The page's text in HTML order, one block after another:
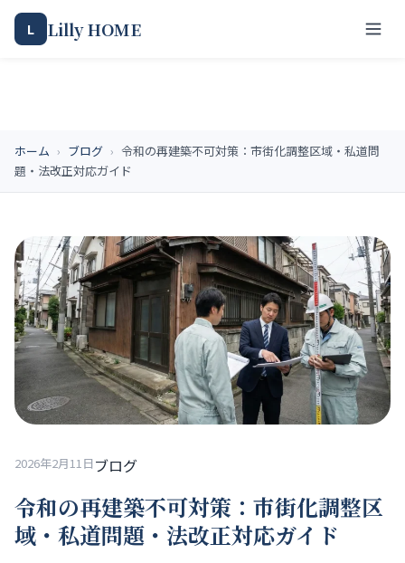
L Lilly HOME
ホーム › ブログ › 令和の再建築不可対策：市街化調整区域・私道問
題・法改正対応ガイド
2026年2月11日 ブログ
令和の再建築不可対策：市街化調整区
域・私道問題・法改正対応ガイド